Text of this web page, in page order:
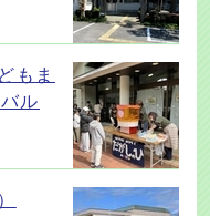
もま
ル